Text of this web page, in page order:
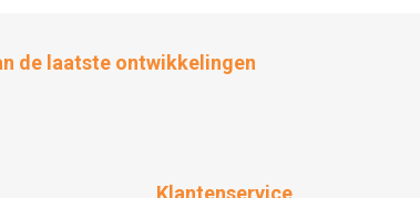
de laatste ontwikkelingen
Klantenservice